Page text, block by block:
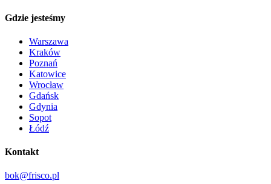
Gdzie jesteśmy
Warszawa
Kraków
Poznań
Katowice
Wrocław
Gdańsk
Gdynia
Sopot
Łódź
Kontakt
bok@frisco.pl